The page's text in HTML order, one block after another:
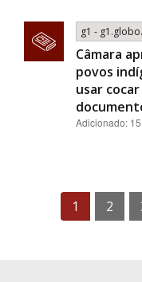
g1 -
Câmara
povos
usar
Adicionado:
1 2